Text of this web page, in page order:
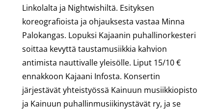
Linkolalta ja Nightwishiltä. Esityksen
koreografioista ja ohjauksesta vastaa Minna
Palokangas. Lopuksi Kajaanin puhallinorkesteri
soittaa kevyttä taustamusiikkia kahvion
antimista nauttivalle yleisölle. Liput 15/10 €
ennakkoon Kajaani Infosta. Konsertin
järjestävät yhteistyössä Kainuun musiikkiopisto
ja Kainuun puhallinmusiikinystävät ry, ja se